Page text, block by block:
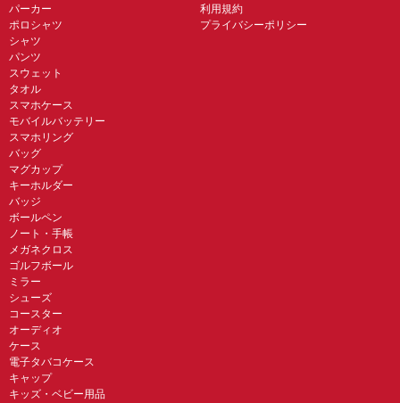
パーカー
ポロシャツ
シャツ
パンツ
スウェット
タオル
スマホケース
モバイルバッテリー
スマホリング
バッグ
マグカップ
キーホルダー
バッジ
ボールペン
ノート・手帳
メガネクロス
ゴルフボール
ミラー
シューズ
コースター
オーディオ
ケース
電子タバコケース
キャップ
キッズ・ベビー用品
利用規約
プライバシーポリシー